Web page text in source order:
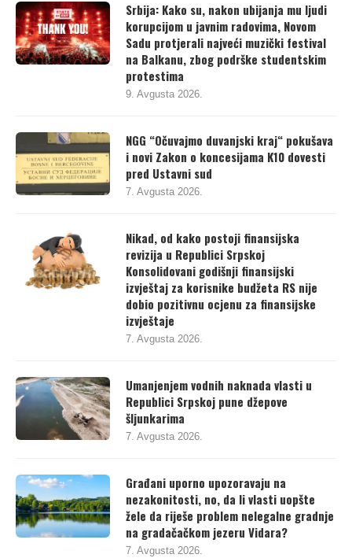
Srbija: Kako su, nakon ubijanja mu ljudi
korupcijom u javnim radovima, Novom
Sadu protjerali najveći muzički festival
na Balkanu, zbog podrške studentskim
protestima
9. Avgusta 2026.
NGG “Očuvajmo duvanjski kraj“ pokušava
i novi Zakon o koncesijama K10 dovesti
pred Ustavni sud
7. Avgusta 2026.
Nikad, od kako postoji finansijska
revizija u Republici Srpskoj
Konsolidovani godišnji finansijski
izvještaj za korisnike budžeta RS nije
dobio pozitivnu ocjenu za finansijske
izvještaje
7. Avgusta 2026.
Umanjenjem vodnih naknada vlasti u
Republici Srpskoj pune džepove
šljunkarima
7. Avgusta 2026.
Građani uporno upozoravaju na
nezakonitosti, no, da li vlasti uopšte
žele da riješe problem nelegalne gradnje
na gradačačkom jezeru Vidara?
7. Avgusta 2026.